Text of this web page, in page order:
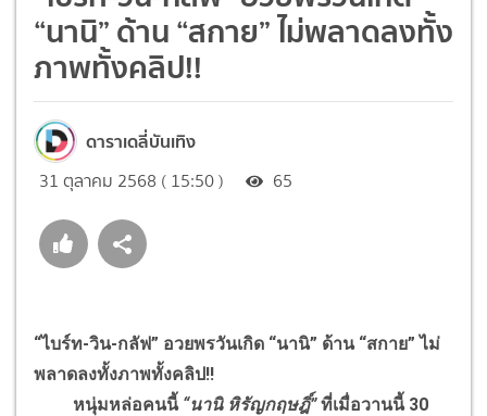
“นานิ” ด้าน “สกาย” ไม่พลาดลงทั้ง
ภาพทั้งคลิป!!
ดาราเดลี่บันเทิง
31 ตุลาคม 2568 ( 15:50 ) 65
“ไบร์ท-วิน-กลัฟ” อวยพรวันเกิด “นานิ” ด้าน “สกาย” ไม่
พลาดลงทั้งภาพทั้งคลิป!!
หนุ่มหล่อคนนี้“นานิ หิรัญกฤษฎิ์”ที่เมื่อวานนี้ 30